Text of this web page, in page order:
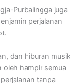
Purbalingga juga
perjalanan
dan hiburan musik
oleh hampir semua
tanpa